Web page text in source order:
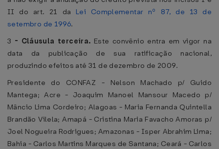
II do art. 21 da Lei Complementar nº 87, de 13 de
setembro de 1996.
3 - Cláusula terceira. Este convênio entra em vigor na
data da publicação de sua ratificação nacional,
produzindo efeitos até 31 de dezembro de 2009.
Presidente do CONFAZ - Nelson Machado p/ Guido
Mantega; Acre - Joaquim Manoel Mansour Macedo p/
Mâncio Lima Cordeiro; Alagoas - Maria Fernanda Quintella
Brandão Vilela; Amapá - Cristina Maria Favacho Amoras p/
Joel Nogueira Rodrigues; Amazonas - Isper Abrahim Lima;
Bahia - Carlos Martins Marques de Santana; Ceará - Carlos